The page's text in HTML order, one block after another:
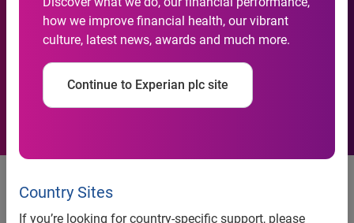
how we improve financial health, our vibrant
culture, latest news, awards and much more.
Continue to Experian plc site
Country Sites
If you’re looking for country-specific support, please
Danske virksomheder gearet
til lav vækst
Trods negativ vækst i samfundet
ser det ud til, at dansk erhvervsliv